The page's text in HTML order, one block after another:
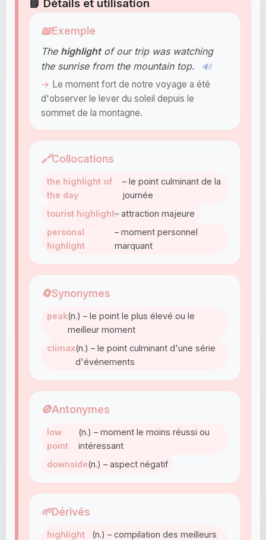
📘 Détails et utilisation
📖Exemple
The highlightof our trip was watching
the sunrise from the mountain top.
🔊
Le moment fort de notre voyage a été
d'observer le lever du soleil depuis le
sommet de la montagne.
🔗Collocations
the highlight of
the day
– le point culminant de la
journée
tourist highlight– attraction majeure
personal
highlight
– moment personnel
marquant
🔄Synonymes
peak(n.) – le point le plus élevé ou le
meilleur moment
climax(n.) – le point culminant d'une série
d'événements
🚫Antonymes
low
point
(n.) – moment le moins réussi ou
intéressant
downside(n.) – aspect négatif
🌱Dérivés
highlight (n.) – compilation des meilleurs